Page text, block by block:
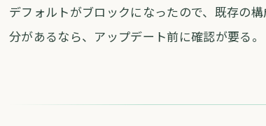
デフォルトがブロックになったので、既存の
分があるなら、アップデート前に確認が要る。